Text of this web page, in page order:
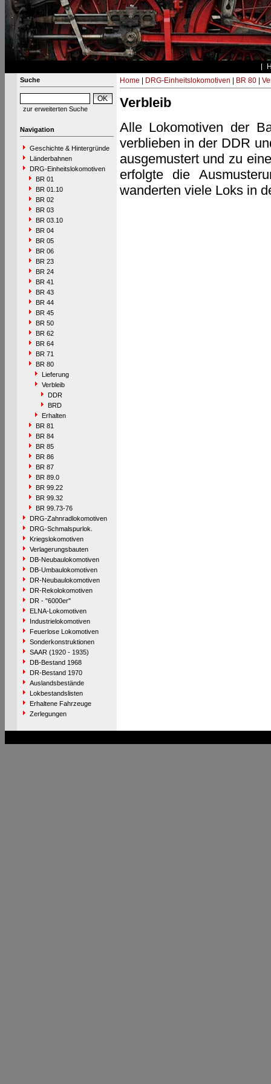
Suche
zur erweiterten Suche
Navigation
Geschichte & Hintergründe
Länderbahnen
DRG-Einheitslokomotiven
BR 01
BR 01.10
BR 02
BR 03
BR 03.10
BR 04
BR 05
BR 06
BR 23
BR 24
BR 41
BR 43
BR 44
BR 45
BR 50
BR 62
BR 64
BR 71
BR 80
Lieferung
Verbleib
DDR
BRD
Erhalten
BR 81
BR 84
BR 85
BR 86
BR 87
BR 89.0
BR 99.22
BR 99.32
BR 99.73-76
DRG-Zahnradlokomotiven
DRG-Schmalspurlok.
Kriegslokomotiven
Verlagerungsbauten
DB-Neubaulokomotiven
DB-Umbaulokomotiven
DR-Neubaulokomotiven
DR-Rekolokomotiven
DR - "6000er"
ELNA-Lokomotiven
Industrielokomotiven
Feuerlose Lokomotiven
Sonderkonstruktionen
SAAR (1920 - 1935)
DB-Bestand 1968
DR-Bestand 1970
Auslandsbestände
Lokbestandslisten
Erhaltene Fahrzeuge
Zerlegungen
Home DRG-Einheitslokomotiven BR 80|
Verbleib
Alle Lokomotiven der
verblieben in der DDR
ausgemustert und zu
erfolgte die
wanderten viele Loks in